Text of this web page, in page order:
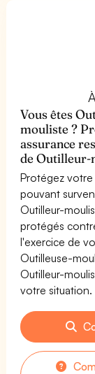
Vous êtes
mouliste ?
assurance
de Outilleur-
Protégez votre
pouvant
Outilleur-
protégés
l'exercice de
Outilleuse-
Outilleur-
votre situation.